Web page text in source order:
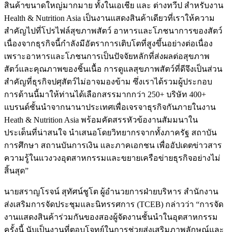
สินค้าขนาดใหญ่มากมาย ทั้งในเอเชีย และ ต่างทวีป สำหรับงาน
Health & Nutrition Asia เป็นงานแสดงสินค้าเดียวที่เราให้ความ
สำคัญไปที่โปรไฟล์สุขภาพสัตว์ อาหารและโภชนาการของสัตว์
เนื่องจากธุรกิจนี้กำลังมีอัตราการเติบโตที่สูงขึ้นอย่างต่อเนื่อง
เพราะอาหารและโภชนการเป็นปัจจัยหลักที่ส่งผลต่อสุขภาพ
สัตว์และคุณภาพของชิ้นเนื้อ การดูแลสุขภาพสัตว์ที่ดีจึงเป็นส่วน
สำคัญที่ธุรกิจปศุสัตว์ไม่อาจมองข้าม ซึ่งเราได้รวมผู้ประกอบ
การด้านนี้มาให้ท่านได้เลือกสรรมากกว่า 250+ บริษัท 400+
แบรนด์ชั้นนำจากนานาประเทศเพื่อเจรจาธุรกิจกันภายในงาน
Heath & Nutrition Asia พร้อมคัดสรรหัวข้องานสัมมนาใน
ประเด็นที่น่าสนใจ นำเสนอโดยวิทยากรจากทั้งภาครัฐ สถาบัน
การศึกษา สถานบันการเงิน และภาคเอกชน เพื่ออัปเดตข่าวสาร
ความรู้ในแวงวงอุตสาหกรรมและขยายเครือข่ายธุรกิจอย่างไม่
สิ้นสุด”
นายสราญโรจน์ สุทัศน์ชูโต ผู้อำนวยการฝ่ายบริหาร สำนักงาน
ส่งเสริมการจัดประชุมและนิทรรศการ (TCEB) กล่าวว่า “การจัด
งานแสดงสินค้าร่วมกันของสองผู้จัดงานชั้นนำในอุตสาหกรรม
ครั้งนี้ นับเป็นงานที่ตอบโจทย์ในการช่วยส่งเสริมภาพลักษณ์และ